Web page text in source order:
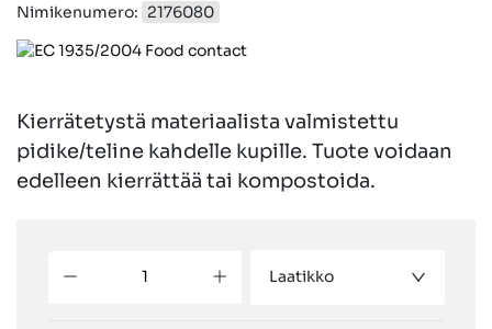
Nimikenumero: 2176080
Kierrätetystä materiaalista valmistettu
pidike/teline kahdelle kupille. Tuote voidaan
edelleen kierrättää tai kompostoida.
Laatikko